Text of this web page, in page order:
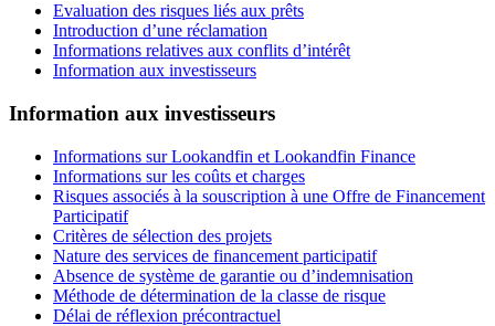
Evaluation des risques liés aux prêts
Introduction d’une réclamation
Informations relatives aux conflits d’intérêt
Information aux investisseurs
Information aux investisseurs
Informations sur Lookandfin et Lookandfin Finance
Informations sur les coûts et charges
Risques associés à la souscription à une Offre de Financement
Participatif
Critères de sélection des projets
Nature des services de financement participatif
Absence de système de garantie ou d’indemnisation
Méthode de détermination de la classe de risque
Délai de réflexion précontractuel